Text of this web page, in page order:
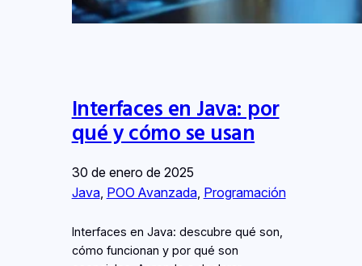
Interfaces en Java: por
qué y cómo se usan
30 de enero de 2025
Java, POO Avanzada, Programación
Interfaces en Java: descubre qué son,
cómo funcionan y por qué son